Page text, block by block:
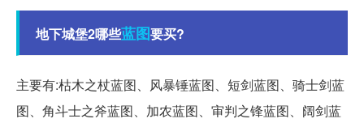
地下城堡2哪些蓝图要买?
主要有:枯木之杖蓝图、风暴锤蓝图、短剑蓝图、骑士剑蓝
图、角斗士之斧蓝图、加农蓝图、审判之锋蓝图、阔剑蓝